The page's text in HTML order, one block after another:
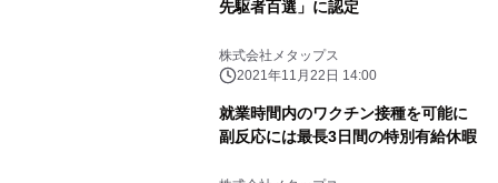
先駆者百選」に認定
株式会社メタップス
2021年11月22日 14:00
就業時間内のワクチン接種を可能に
副反応には最長3日間の特別有給休暇